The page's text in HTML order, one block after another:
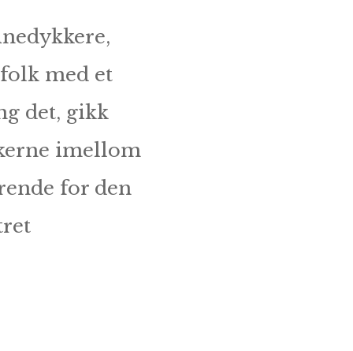
med et
det, gikk
imellom
for den